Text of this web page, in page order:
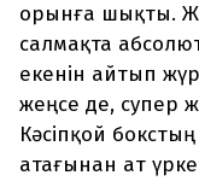
орынға шықты.
салмақта
екенін айтып
жеңсе де, супер
Кәсіпқой
атағынан ат